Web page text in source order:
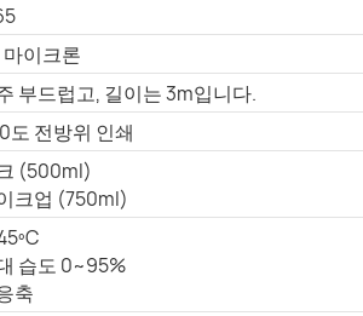
이크론
부드럽고, 길이는 3m입니다.
도 전방위 인쇄
(500ml)
크업 (750ml)
습도 0~95%
축